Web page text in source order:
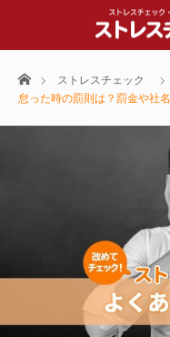
ホームストレスチェック
怠った時の罰則は？罰金や社名